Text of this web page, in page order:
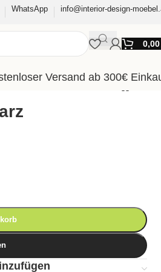
WhatsApp info@interior-design-
Versand ab 300€